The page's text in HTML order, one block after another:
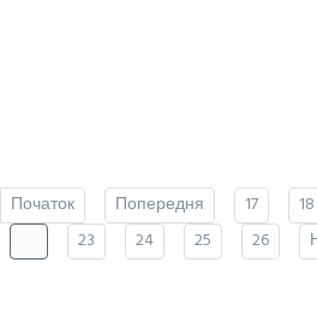
Початок Попередня 17 18
23 24 25 26